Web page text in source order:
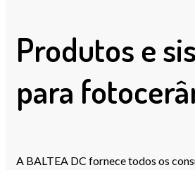
Produtos e
para
A BALTEA DC fornece todos os